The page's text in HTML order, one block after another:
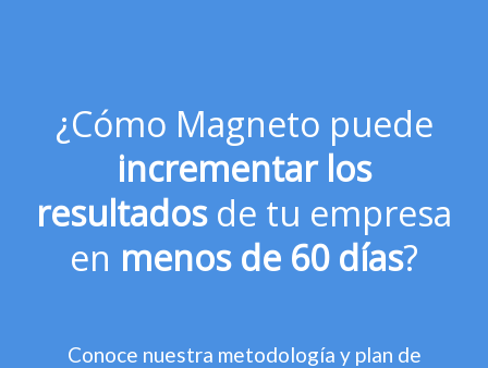
¿Cómo Magneto puede
incrementar los
resultadosde tu empresa
en menos de 60 días?
Conoce nuestra metodología y plan de